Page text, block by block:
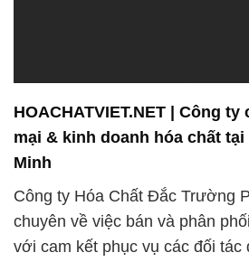
qua quá trình sản xuất và kiểm
bảo sự an toàn và hiệu quả
thủ các tiêu chuẩn an toàn và
được tối ưu hóa để đem lại
quá trình xử lý nước.